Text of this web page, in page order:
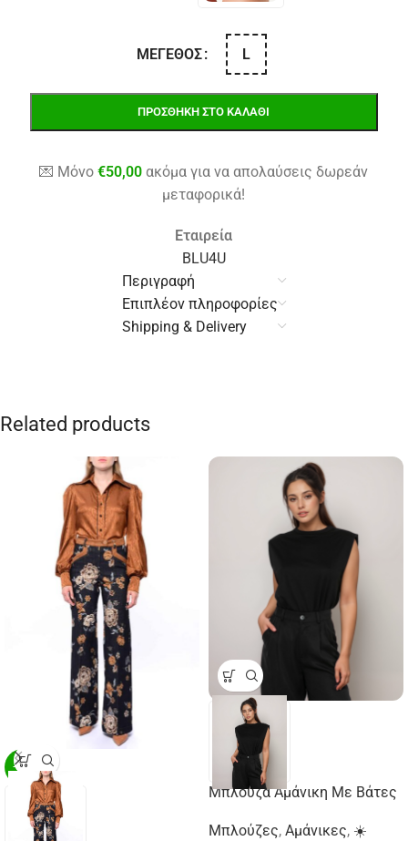
ΜΈΓΕΘΟΣ L
ΠΡΟΣΘΉΚΗ ΣΤΟ ΚΑΛΆΘΙ
💌 Μόνο€50,00 ακόμα για να απολαύσεις δωρεάν
μεταφορικά!
Εταιρεία
BLU4U
Περιγραφή
Επιπλέον πληροφορίες
Shipping & Delivery
Related products
-29%
Μπλούζα Αμάνικη Με Βάτες
Μπλούζες, Αμάνικες, ☀️